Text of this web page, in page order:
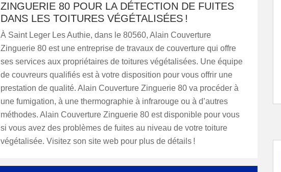
ZINGUERIE 80 POUR LA DÉTECTION DE FUITES
DANS LES TOITURES VÉGÉTALISÉES !
À Saint Leger Les Authie, dans le 80560, Alain Couverture
Zinguerie 80 est une entreprise de travaux de couverture qui offre
ses services aux propriétaires de toitures végétalisées. Une équipe
de couvreurs qualifiés est à votre disposition pour vous offrir une
prestation de qualité. Alain Couverture Zinguerie 80 va procéder à
une fumigation, à une thermographie à infrarouge ou à d’autres
méthodes. Alain Couverture Zinguerie 80 est disponible pour vous
si vous avez des problèmes de fuites au niveau de votre toiture
végétalisée. Visitez son site web pour plus de détails !